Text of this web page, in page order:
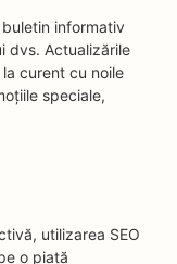
informativ
dvs. Actualizările
curent cu noile
speciale,
utilizarea SEO
o piață